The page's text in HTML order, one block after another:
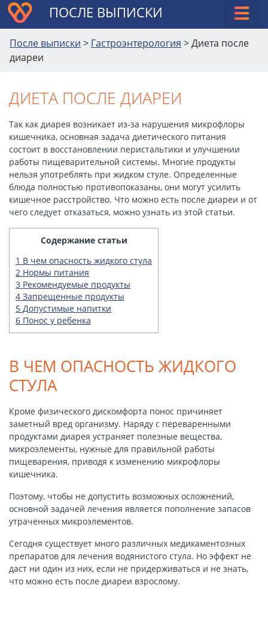
ПОСЛЕ ВЫПИСКИ
После выписки > Гастроэнтерология >Диета после
диареи
ДИЕТА ПОСЛЕ ДИАРЕИ
Так как диарея возникает из-за нарушения микрофлоры
кишечника, основная задача диетического питания
состоит в восстановлении перистальтики и улучшении
работы пищеварительной системы. Многие продукты
нельзя употреблять при жидком стуле. Определенные
блюда полностью противопоказаны, они могут усилить
кишечное расстройство. Что можно есть после диареи и от
чего следует отказаться, можно узнать из этой статьи.
Содержание статьи
1 В чем опасность жидкого стула
2 Нормы питания
3 Рекомендуемые продукты
4 Запрещенные продукты
5 Допустимые напитки
6 Понос у ребенка
В ЧЕМ ОПАСНОСТЬ ЖИДКОГО
СТУЛА
Кроме физического дискомфорта понос причиняет
заметный вред организму. Наряду с переваренными
продуктами диарея устраняет полезные вещества,
микроэлементы, нужные для правильной работы
пищеварения, приводя к изменению микрофлоры
кишечника.
Поэтому, чтобы не допустить возможных осложнений,
основной задачей лечения является пополнение запасов
утраченных микроэлементов.
Сегодня существует много различных медикаментозных
препаратов для лечения водянистого стула. Но эффект не
даст ни один из них, если не придерживаться и не знать,
что можно есть после диареи взрослому.